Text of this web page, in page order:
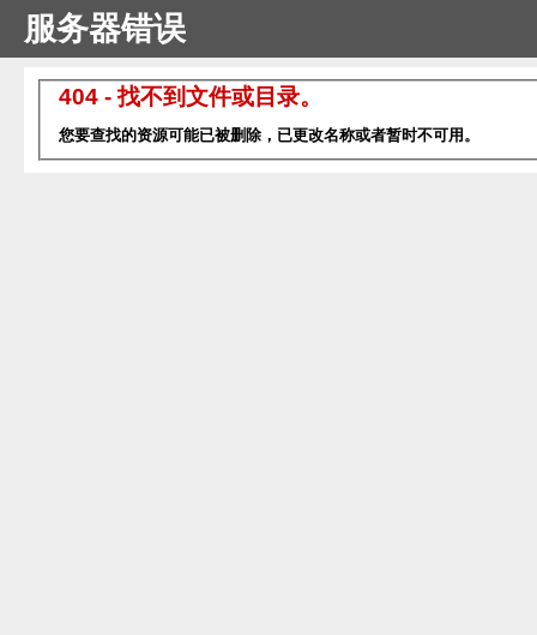
服务器错误
404 - 找不到文件或目录。
您要查找的资源可能已被删除，已更改名称或者暂时不可用。